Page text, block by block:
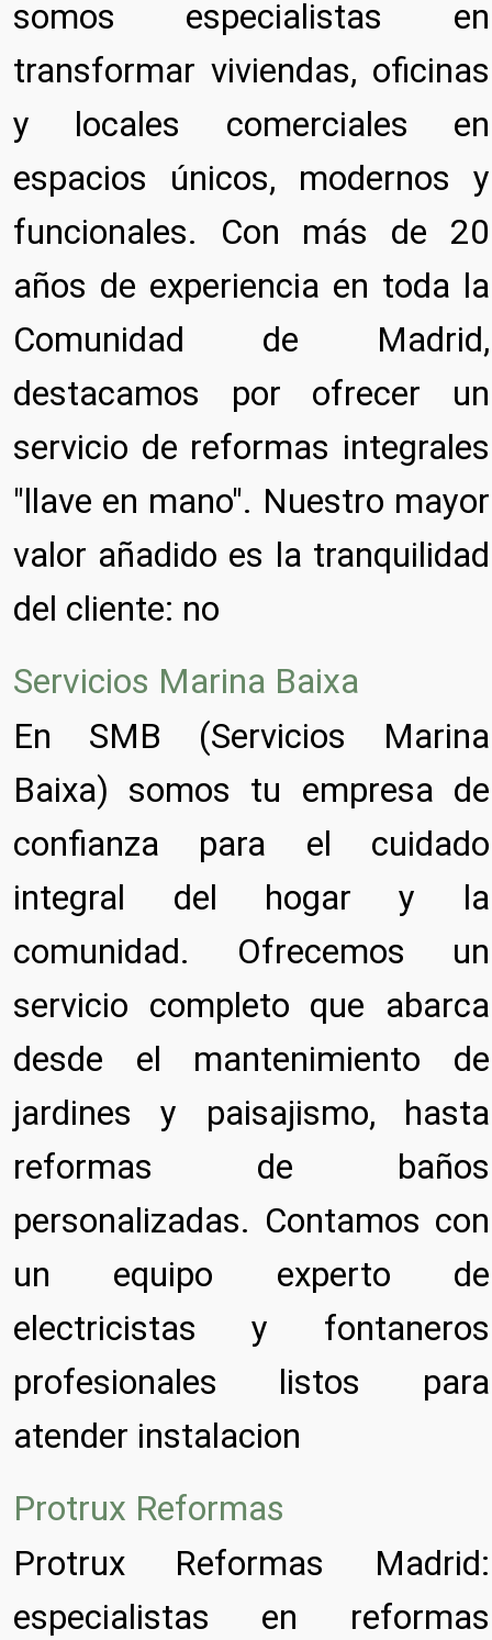
somos especialistas en
transformar viviendas, oficinas
y locales comerciales en
espacios únicos, modernos y
funcionales. Con más de 20
años de experiencia en toda la
Comunidad de Madrid,
destacamos por ofrecer un
servicio de reformas integrales
"llave en mano". Nuestro mayor
valor añadido es la tranquilidad
del cliente: no
Servicios Marina Baixa
En SMB (Servicios Marina
Baixa) somos tu empresa de
confianza para el cuidado
integral del hogar y la
comunidad. Ofrecemos un
servicio completo que abarca
desde el mantenimiento de
jardines y paisajismo, hasta
reformas de baños
personalizadas. Contamos con
un equipo experto de
electricistas y fontaneros
profesionales listos para
atender instalacion
Protrux Reformas
Protrux Reformas Madrid:
especialistas en reformas